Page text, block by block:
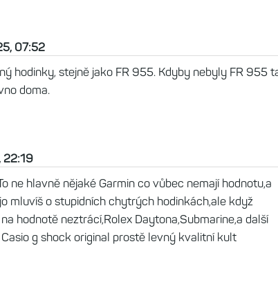
07:52
hodinky, stejně jako FR 955. Kdyby nebyly FR 955 ta
doma.